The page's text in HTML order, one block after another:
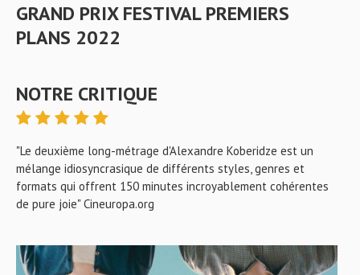
GRAND PRIX FESTIVAL PREMIERS
PLANS 2022
NOTRE CRITIQUE
"Le deuxième long-métrage d'Alexandre Koberidze est un
mélange idiosyncrasique de différents styles, genres et
formats qui offrent 150 minutes incroyablement cohérentes
de pure joie" Cineuropa.org